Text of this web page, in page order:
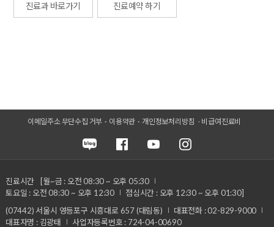
진료과 바로가기 진료예약 하기
이메일주소 무단수집 거부 이용약관 개인정보처리방침 비급여진료비
진료시간
[월~금 : 오전 08:30 ~ 오후 05:30
토요일 : 오전 08:30 ~ 오후 12:30
점심시간 : 오후 12:30 ~ 오후 01:30]
(07442) 서울시 영등포구 시흥대로 657 (대림동)
대표전화 : 02-829-9000
대표자명 : 김광태
사업자등록번호 : 724-04-00690